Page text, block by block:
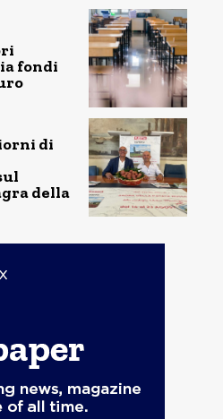
fondi
di
della